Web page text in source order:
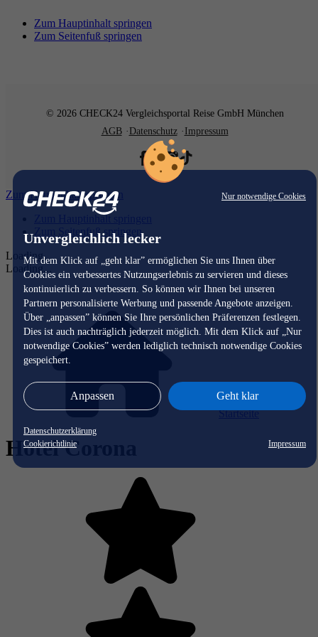
Nur notwendige Cookies
Unvergleichlich lecker
Mit dem Klick auf „geht klar” ermöglichen Sie uns Ihnen über
Cookies ein verbessertes Nutzungserlebnis zu servieren und dieses
kontinuierlich zu verbessern. So können wir Ihnen bei unseren
Partnern personalisierte Werbung und passende Angebote anzeigen.
Über „anpassen” können Sie Ihre persönlichen Präferenzen festlegen.
Dies ist auch nachträglich jederzeit möglich. Mit dem Klick auf „Nur
notwendige Cookies” werden lediglich technisch notwendige Cookies
gespeichert.
Anpassen Geht klar
Datenschutzerklärung
Cookierichtlinie
Impressum
Zum Hauptinhalt springen
Zum Seitenfuß springen
© 2026 CHECK24 Vergleichsportal Reise GmbH München
AGB
Datenschutz Impressum
Zum Hauptinhalt springen
Zum Hauptinhalt springen
Zum Seitenfuß springen
Loading...
Loading...
Startseite
Hotel Corona